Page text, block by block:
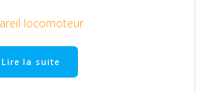
locomoteur
Lire la suite